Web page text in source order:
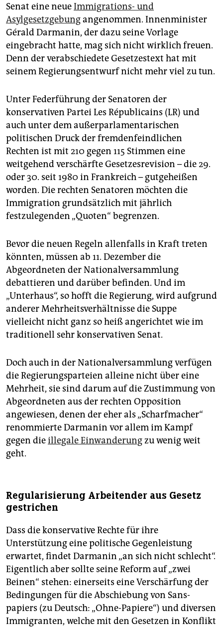
genossenschaft
epaper login
Senat eine neueImmigrations- und
Asylgesetzgebungangenommen. Innenminister
Gérald Darmanin, der dazu seine Vorlage
eingebracht hatte, mag sich nicht wirklich freuen.
Denn der verabschiedete Gesetzestext hat mit
seinem Regierungsentwurf nicht mehr viel zu tun.
Unter Federführung der Senatoren der
konservativen Partei Les Républicains (LR) und
auch unter dem außerparlamentarischen
politischen Druck der fremdenfeindlichen
Rechten ist mit 210 gegen 115 Stimmen eine
weitgehend verschärfte Gesetzesrevision – die 29.
oder 30. seit 1980 in Frankreich – gutgeheißen
worden. Die rechten Senatoren möchten die
Immigration grundsätzlich mit jährlich
festzulegenden „Quoten“ begrenzen.
Bevor die neuen Regeln allenfalls in Kraft treten
könnten, müssen ab 11. Dezember die
Abgeordneten der Nationalversammlung
debattieren und darüber befinden. Und im
„Unterhaus“, so hofft die Regierung, wird aufgrund
anderer Mehrheitsverhältnisse die Suppe
vielleicht nicht ganz so heiß angerichtet wie im
traditionell sehr konservativen Senat.
Doch auch in der Nationalversammlung verfügen
die Regierungsparteien alleine nicht über eine
Mehrheit, sie sind darum auf die Zustimmung von
Abgeordneten aus der rechten Opposition
angewiesen, denen der eher als „Scharfmacher“
renommierte Darmanin vor allem im Kampf
gegen dieillegale Einwanderungzu wenig weit
geht.
Regularisierung Arbeitender aus Gesetz
gestrichen
Dass die konservative Rechte für ihre
Unterstützung eine politische Gegenleistung
erwartet, findet Darmanin „an sich nicht schlecht“.
Eigentlich aber sollte seine Reform auf „zwei
Beinen“ stehen: einerseits eine Verschärfung der
Bedingungen für die Abschiebung von Sans-
papiers (zu Deutsch: „Ohne-Papiere“) und diversen
Immigranten, welche mit den Gesetzen in Konflikt